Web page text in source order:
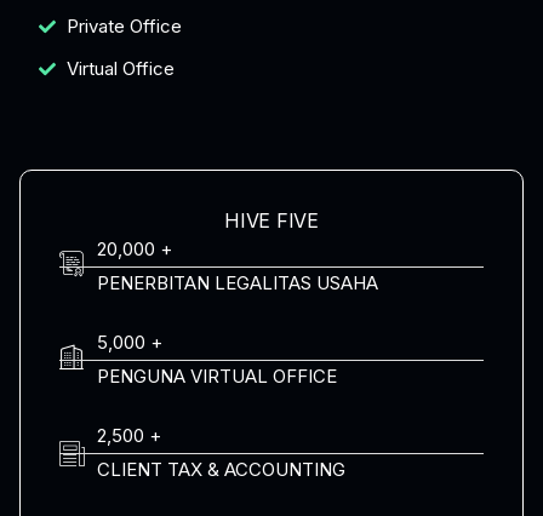
Private Office
Virtual Office
HIVE FIVE
20,000 +
PENERBITAN LEGALITAS USAHA
5,000 +
PENGUNA VIRTUAL OFFICE
2,500 +
CLIENT TAX & ACCOUNTING